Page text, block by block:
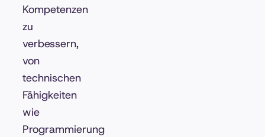
Kompetenzen
zu
verbessern,
von
technischen
Fähigkeiten
wie
Programmierung